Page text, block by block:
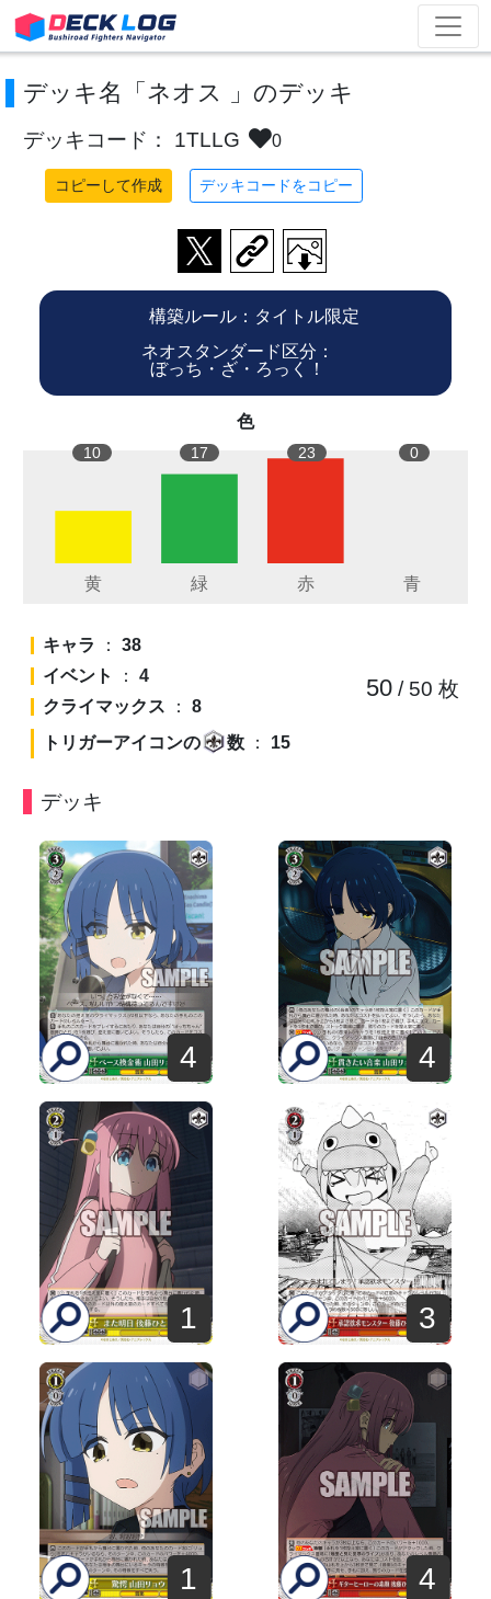
デッキ名「ネオス 」のデッキ
デッキコード： 1TLLG 0
コピーして作成 デッキコードをコピー
構築ルール：タイトル限定
ネオスタンダード区分：
ぼっち・ざ・ろっく！
色
10 17 23 0
キャラ ： 38
イベント
： 4
クライマックス ： 8
トリガーアイコンの
数 ： 15
50/ 50 枚
デッキ
4 4
1 3
1 4